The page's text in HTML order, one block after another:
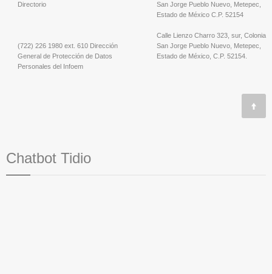
Directorio
(722) 226 1980 ext. 610 Dirección
General de Protección de Datos
Personales del Infoem
San Jorge Pueblo Nuevo, Metepec,
Estado de México C.P. 52154
Calle Lienzo Charro 323, sur, Colonia
San Jorge Pueblo Nuevo, Metepec,
Estado de México, C.P. 52154.
Chatbot Tidio